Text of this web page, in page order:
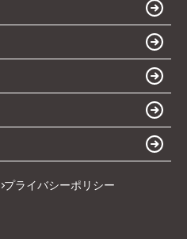
プライバシーポリシー